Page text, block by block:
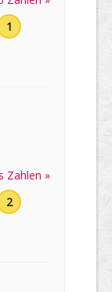
1
Zahlen »
2